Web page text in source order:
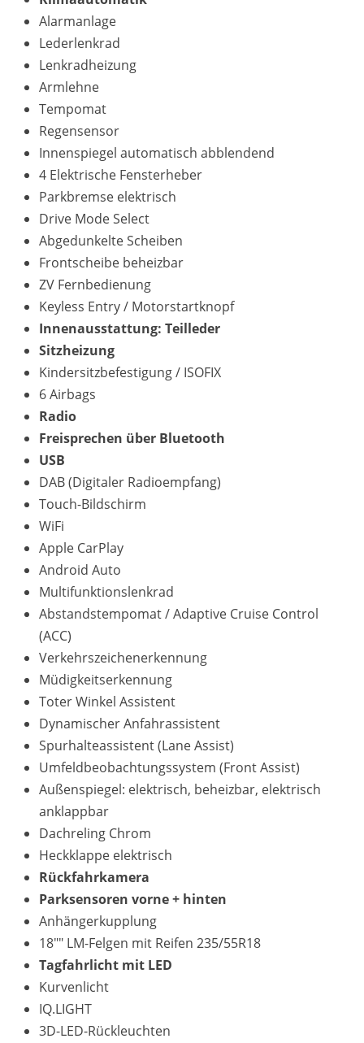
Alarmanlage
Lederlenkrad
Lenkradheizung
Armlehne
Tempomat
Regensensor
Innenspiegel automatisch abblendend
4 Elektrische Fensterheber
Parkbremse elektrisch
Drive Mode Select
Abgedunkelte Scheiben
Frontscheibe beheizbar
ZV Fernbedienung
Keyless Entry / Motorstartknopf
Innenausstattung: Teilleder
Sitzheizung
Kindersitzbefestigung / ISOFIX
6 Airbags
Radio
Freisprechen über Bluetooth
USB
DAB (Digitaler Radioempfang)
Touch-Bildschirm
WiFi
Apple CarPlay
Android Auto
Multifunktionslenkrad
Abstandstempomat / Adaptive Cruise Control
(ACC)
Verkehrszeichenerkennung
Müdigkeitserkennung
Toter Winkel Assistent
Dynamischer Anfahrassistent
Spurhalteassistent (Lane Assist)
Umfeldbeobachtungssystem (Front Assist)
Außenspiegel: elektrisch, beheizbar, elektrisch
anklappbar
Dachreling Chrom
Heckklappe elektrisch
Rückfahrkamera
Parksensoren vorne + hinten
Anhängerkupplung
18"" LM-Felgen mit Reifen 235/55R18
Tagfahrlicht mit LED
Kurvenlicht
IQ.LIGHT
3D-LED-Rückleuchten